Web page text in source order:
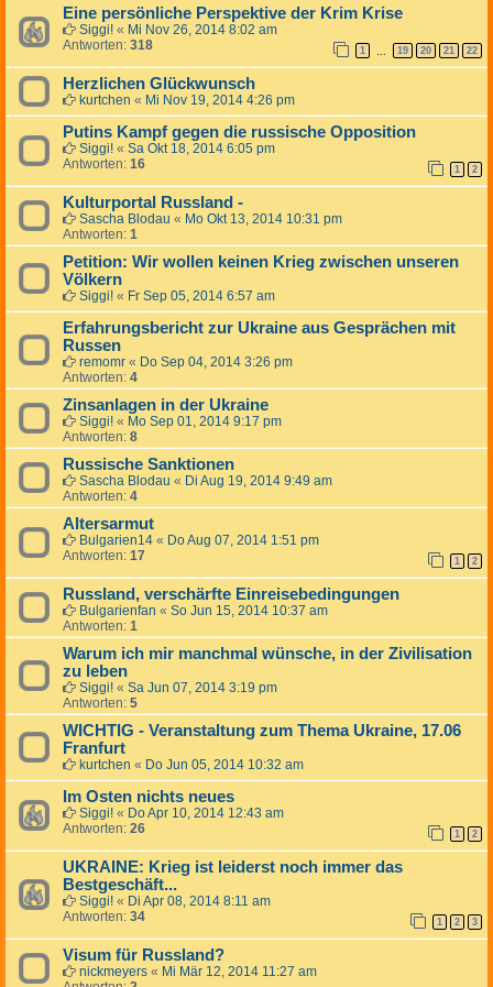
Eine persönliche Perspektive der Krim Krise
Siggi! « Mi Nov 26, 2014 8:02 am
Antworten: 318 1 … 19 20 21 22
Herzlichen Glückwunsch
kurtchen « Mi Nov 19, 2014 4:26 pm
Putins Kampf gegen die russische Opposition
Siggi! « Sa Okt 18, 2014 6:05 pm
Antworten: 16 1 2
Kulturportal Russland -
Sascha Blodau « Mo Okt 13, 2014 10:31 pm
Antworten: 1
Petition: Wir wollen keinen Krieg zwischen unseren
Völkern
Siggi! « Fr Sep 05, 2014 6:57 am
Erfahrungsbericht zur Ukraine aus Gesprächen mit
Russen
remomr « Do Sep 04, 2014 3:26 pm
Antworten: 4
Zinsanlagen in der Ukraine
Siggi! « Mo Sep 01, 2014 9:17 pm
Antworten: 8
Russische Sanktionen
Sascha Blodau « Di Aug 19, 2014 9:49 am
Antworten: 4
Altersarmut
Bulgarien14 « Do Aug 07, 2014 1:51 pm
Antworten: 17 1 2
Russland, verschärfte Einreisebedingungen
Bulgarienfan « So Jun 15, 2014 10:37 am
Antworten: 1
Warum ich mir manchmal wünsche, in der Zivilisation
zu leben
Siggi! « Sa Jun 07, 2014 3:19 pm
Antworten: 5
WICHTIG - Veranstaltung zum Thema Ukraine, 17.06
Franfurt
kurtchen « Do Jun 05, 2014 10:32 am
Im Osten nichts neues
Siggi! « Do Apr 10, 2014 12:43 am
Antworten: 26 1 2
UKRAINE: Krieg ist leiderst noch immer das
Bestgeschäft...
Siggi! « Di Apr 08, 2014 8:11 am
Antworten: 34 1 2 3
Visum für Russland?
nickmeyers « Mi Mär 12, 2014 11:27 am